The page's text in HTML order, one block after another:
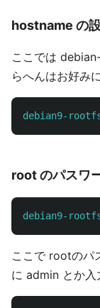
hostname の
ここでは
らへんはお好み
debian9-
root のパスワ
debian9-
ここで rootのパ
に admin とか入